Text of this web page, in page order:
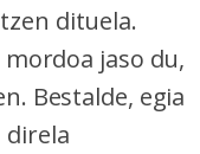
dituela.
jaso du,
Bestalde, egia